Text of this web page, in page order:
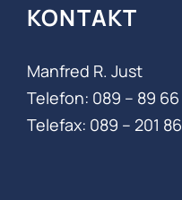
KONTAKT
Manfred R. Just
Telefon: 089 – 89
Telefax: 089 – 201 86